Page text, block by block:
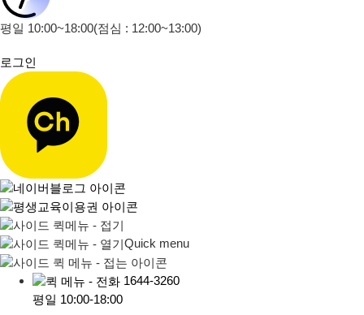
평일 10:00~18:00(점심 : 12:00~13:00)
로그인
Quick menu
1644-3260
평일 10:00-18:00